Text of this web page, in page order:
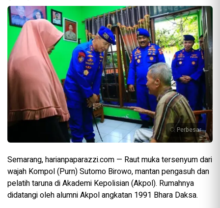
Perbesar
Semarang, harianpaparazzi.com — Raut muka tersenyum dari
wajah Kompol (Purn) Sutomo Birowo, mantan pengasuh dan
pelatih taruna di Akademi Kepolisian (Akpol). Rumahnya
didatangi oleh alumni Akpol angkatan 1991 Bhara Daksa.